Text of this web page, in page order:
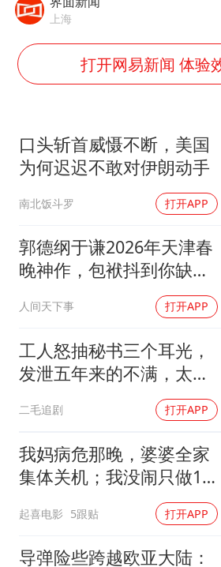
22岁女生独
薛之谦杭州
习近平心系
上海
打开网易新闻 体验
口头斩首威慑不断，美国
为何迟迟不敢对伊朗动手
南北饭斗罗 打开APP
郭德纲于谦2026年天津春
晚神作，包袱抖到你缺氧
人间天下事 打开APP
工人怒抽秘书三个耳光，
发泄五年来的不满，太解
二毛追剧 打开APP
我妈病危那晚，婆婆全家
集体关机；我没闹只做1
事，6天后她打来电话：
你是不是疯了？
起喜电影 5跟贴 打开APP
导弹险些跨越欧亚大陆：